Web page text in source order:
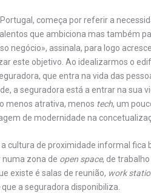
começa por referir a
que ambiciona mas também
negócio», assinala, para logo
este objetivo. Ao idealizarmos o
que entra na vida das
a seguradora está a entrar na sua
menos atrativa, menos tech, um
de modernidade na
cultura de proximidade informal fica
numa zona de open space, de
existe é salas de reunião, work
que a seguradora disponibiliza.